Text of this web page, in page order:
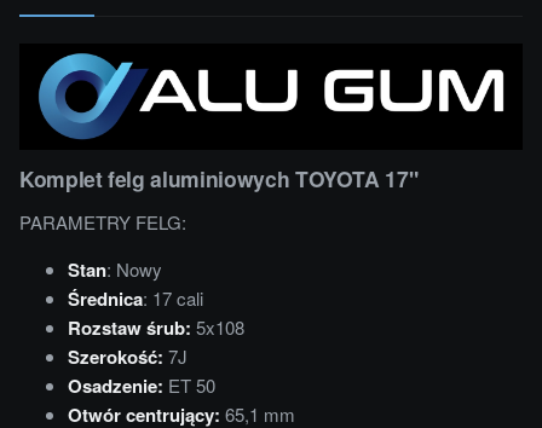
Komplet felg aluminiowych TOYOTA 17"
PARAMETRY FELG:
Stan: Nowy
Średnica: 17 cali
Rozstaw śrub: 5x108
Szerokość: 7J
Osadzenie: ET 50
Otwór centrujący: 65,1 mm